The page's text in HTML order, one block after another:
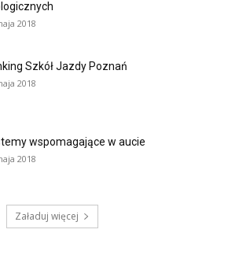
2018
Szkół Jazdy Poznań
2018
wspomagające w aucie
2018
Załaduj więcej